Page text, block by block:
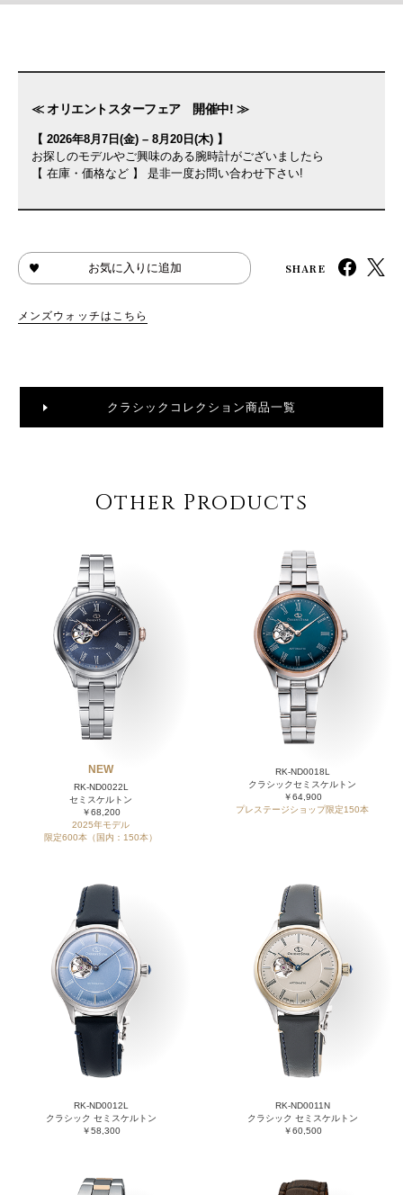
≪ オリエントスターフェア 開催中! ≫
【 2026年8月7日(金) – 8月20日(木) 】
お探しのモデルやご興味のある腕時計がございましたら
【 在庫・価格など 】 是非一度お問い合わせ下さい!
お気に入りに追加 SHARE
メンズウォッチはこちら
クラシックコレクション商品一覧
Other Products
NEW
RK-ND0022L
セミスケルトン
￥68,200
2025年モデル
限定600本（国内：150本）
RK-ND0018L
クラシックセミスケルトン
￥64,900
プレステージショップ限定150本
RK-ND0012L
クラシック セミスケルトン
￥58,300
RK-ND0011N
クラシック セミスケルトン
￥60,500